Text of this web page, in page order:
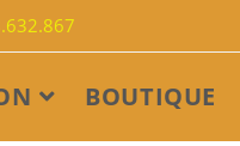
BOUTIQUE